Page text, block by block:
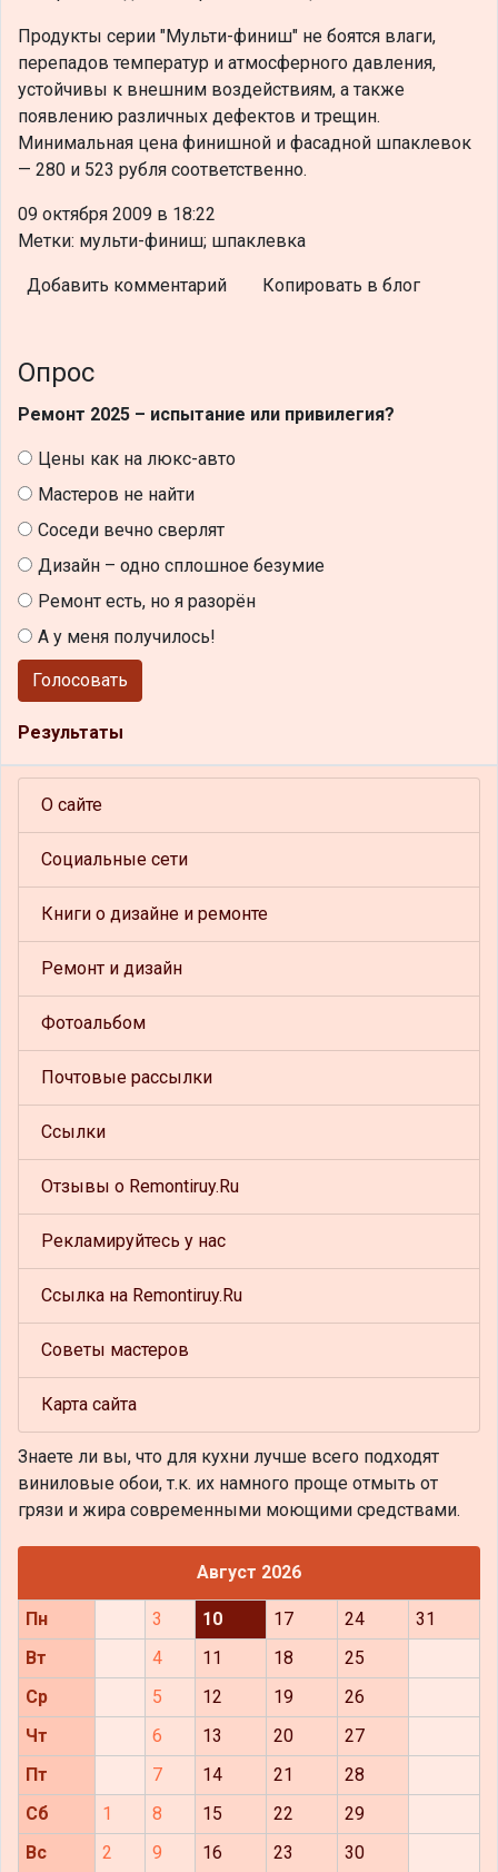
Продукты серии "Мульти-финиш" не боятся влаги,
перепадов температур и атмосферного давления,
устойчивы к внешним воздействиям, а также
появлению различных дефектов и трещин.
Минимальная цена финишной и фасадной шпаклевок
— 280 и 523 рубля соответственно.
09 октября 2009 в 18:22
Метки: мульти-финиш; шпаклевка
Добавить комментарий Копировать в блог
Опрос
Ремонт 2025 – испытание или привилегия?
Цены как на люкс-авто
Мастеров не найти
Соседи вечно сверлят
Дизайн – одно сплошное безумие
Ремонт есть, но я разорён
А у меня получилось!
Голосовать
Результаты
О сайте
Социальные сети
Книги о дизайне и ремонте
Ремонт и дизайн
Фотоальбом
Почтовые рассылки
Ссылки
Отзывы о Remontiruy.Ru
Рекламируйтесь у нас
Ссылка на Remontiruy.Ru
Советы мастеров
Карта сайта
Знаете ли вы, что для кухни лучше всего подходят
виниловые обои, т.к. их намного проще отмыть от
грязи и жира современными моющими средствами.
Август 2026
Пн 3 10 17 24
31
Вт
4 11 18
25
Ср
5 12 19
26
Чт
6 13 20
27
Пт
7 14 21
28
Сб
1 8 15 22
29
Вс
2 9 16 23 30